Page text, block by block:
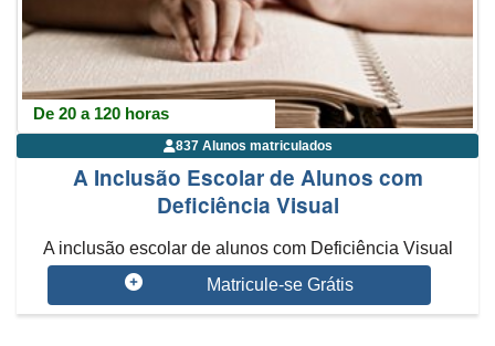
De 20 a 120 horas
837 Alunos matriculados
A Inclusão Escolar de Alunos com
Deficiência Visual
A inclusão escolar de alunos com Deficiência Visual
começa na educação infa...
Matricule-se Grátis